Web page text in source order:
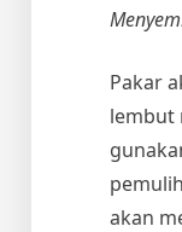
Pakar
lembut
akan